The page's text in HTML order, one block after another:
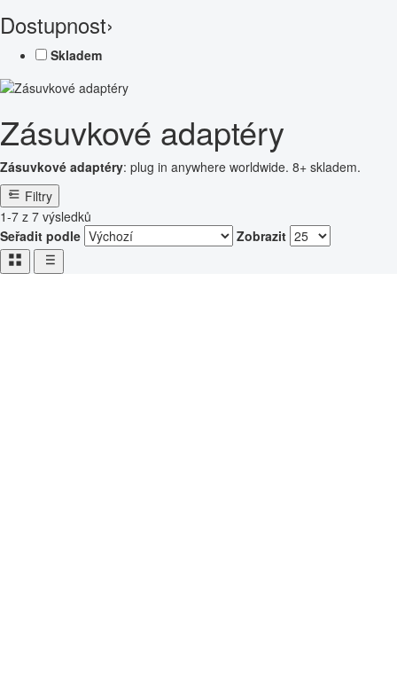
Dostupnost›
Skladem
Zásuvkové adaptéry
Zásuvkové adaptéry: plug in anywhere worldwide. 8+ skladem.
Filtry
1-7 z 7 výsledků
Seřadit podle
Zobrazit